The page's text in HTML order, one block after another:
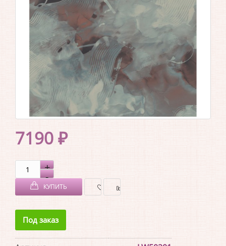
7190 ₽
КУПИТЬ
Под заказ